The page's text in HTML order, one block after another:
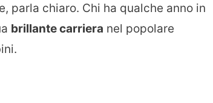
parla chiaro. Chi ha qualche anno in
brillante carriera nel popolare